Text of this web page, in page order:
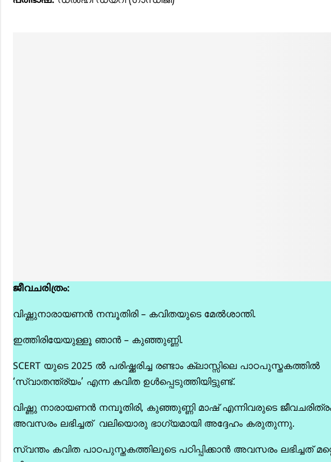
ജീവചരിത്രം:
വിഷ്ണുനാരായണൻ നമ്പൂതിരി – കവിതയുടെ മേൽശാന്തി.
ഇത്തിരിയേയുള്ളൂ ഞാൻ – കുഞ്ഞുണ്ണി.
SCERT യുടെ 2025 ൽ പരിഷ്ക്കരിച്ച രണ്ടാം ക്ലാസ്സിലെ പാഠപുസ്തകത്തിൽ
‘സ്വാതന്ത്ര്യം’ എന്ന കവിത ഉൾപ്പെടുത്തിയിട്ടുണ്ട്.
വിഷ്ണു നാരായണൻ നമ്പൂതിരി, കുഞ്ഞുണ്ണി മാഷ് എന്നിവരുടെ
അവസരം ലഭിച്ചത് വലിയൊരു ഭാഗ്യമായി അദ്ദേഹം കരുതുന്നു.
സ്വന്തം കവിത പാഠപുസ്തകത്തിലൂടെ പഠിപ്പിക്കാൻ അവസരം ലഭിച്ചത്